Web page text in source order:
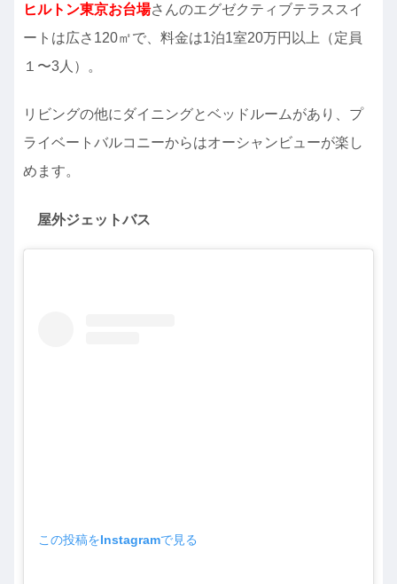
ヒルトン東京お台場さんのエグゼクティブテラススイ
ートは広さ120㎡で、料金は1泊1室20万円以上（定員
１〜3人）。
リビングの他にダイニングとベッドルームがあり、プ
ライベートバルコニーからはオーシャンビューが楽し
めます。
屋外ジェットバス
この投稿をInstagramで見る